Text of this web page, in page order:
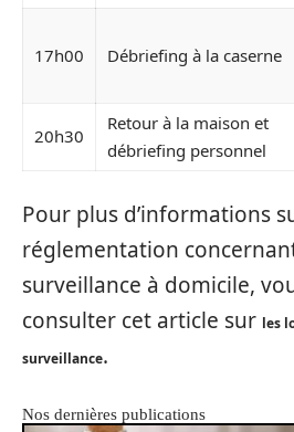
17h00 Débriefing à la caserne
20h30
Retour à la maison et
débriefing personnel
Pour plus d’informations
réglementation
surveillance à domicile,
consulter cet article sur les
surveillance.
Nos dernières publications